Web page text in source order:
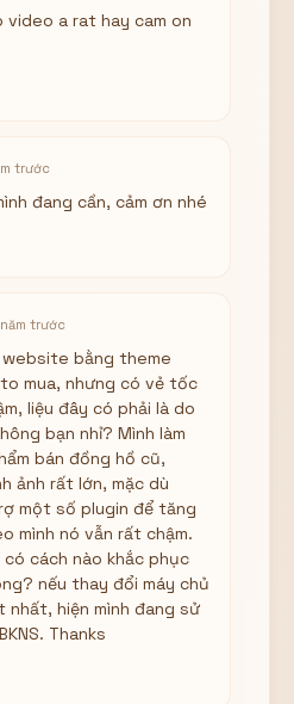
video a rat hay cam on
trước
đang cần, cảm ơn nhé
trước
bằng theme
mua, nhưng có vẻ tốc
liệu đây có phải là do
bạn nhỉ? Mình làm
bán đồng hồ cũ,
ảnh rất lớn, mặc dù
một số plugin để tăng
mình nó vẫn rất chậm.
có cách nào khắc phục
nếu thay đổi máy chủ
hiện mình đang sử
Thanks